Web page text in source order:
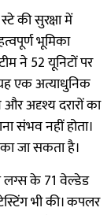
की सुरक्षा में
भूमिका
ने 52 यूनिटों पर
एक अत्याधुनिक
और अदृश्य दरारों का
संभव नहीं होता।
जा सकता है।
लग्स के 71 वेल्डेड
भी की। कपलर